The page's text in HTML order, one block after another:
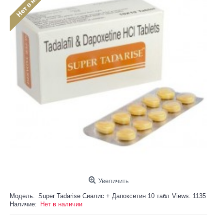
Увеличить
Views: 1135
Модель: Super Tadarise Сиалис + Дапоксетин 10 табл
Наличие:
Нет в наличии